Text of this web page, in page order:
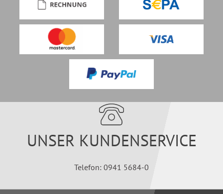
UNSER KUNDENSERVICE
Telefon: 0941 5684-0